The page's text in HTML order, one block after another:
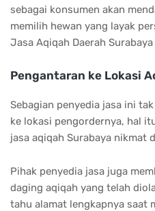
sebagai konsumen akan
memilih hewan yang layak
Jasa Aqiqah Daerah
Pengantaran ke Lokasi
Sebagian penyedia jasa ini
ke lokasi pengordernya, hal
jasa aqiqah Surabaya nikmat
Pihak penyedia jasa juga
daging aqiqah yang telah
tahu alamat lengkapnya saat